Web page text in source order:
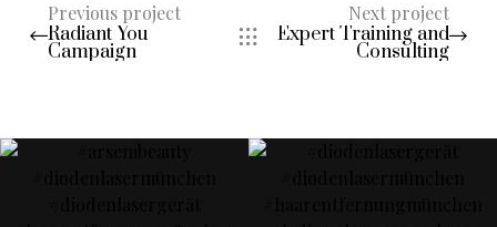
Previous project
Radiant You
Campaign
Next project
Expert Training and
Consulting